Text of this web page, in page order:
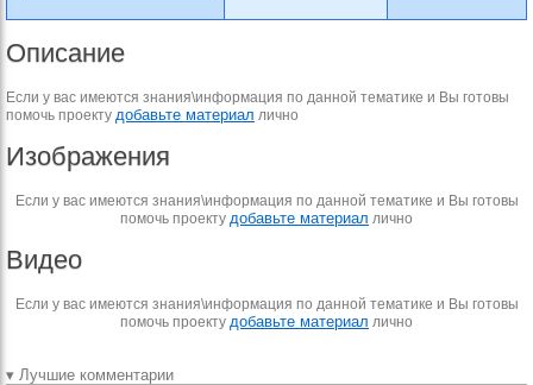
Описание
Если у вас имеются знания\информация по данной тематике и Вы готовы
помочь проекту добавьте материал лично
Изображения
Если у вас имеются знания\информация по данной тематике и Вы готовы
помочь проекту добавьте материал лично
Видео
Если у вас имеются знания\информация по данной тематике и Вы готовы
помочь проекту добавьте материал лично
▾ Лучшие комментарии